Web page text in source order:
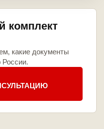
комплект
какие документы
России.